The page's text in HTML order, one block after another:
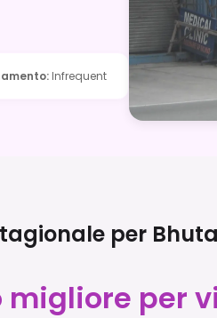
: Infrequent
per
migliore per